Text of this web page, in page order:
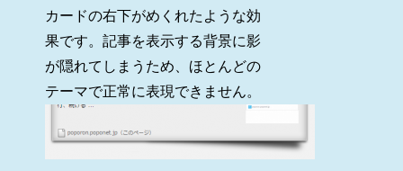
カードの右下がめくれたような効
果です。記事を表示する背景に影
が隠れてしまうため、ほとんどの
テーマで正常に表現できません。